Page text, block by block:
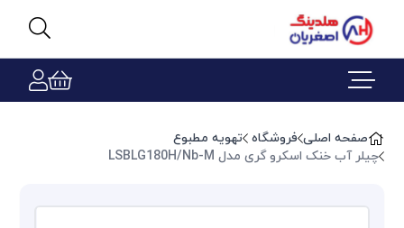
صفحه اصلی فروشگاه تهویه مطبوع
چیلر آب خنک اسکرو گری مدل LSBLG180H/Nb-M